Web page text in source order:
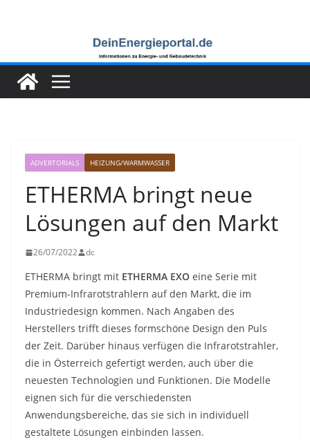
ADVERTORIALS HEIZUNG/WARMWASSER
ETHERMA bringt neue
Lösungen auf den Markt
26/07/2022 dc
ETHERMA bringt mit ETHERMA EXO eine Serie mit
Premium-Infrarotstrahlern auf den Markt, die im
Industriedesign kommen. Nach Angaben des
Herstellers trifft dieses formschöne Design den Puls
der Zeit. Darüber hinaus verfügen die Infrarotstrahler,
die in Österreich gefertigt werden, auch über die
neuesten Technologien und Funktionen. Die Modelle
eignen sich für die verschiedensten
Anwendungsbereiche, das sie sich in individuell
gestaltete Lösungen einbinden lassen.